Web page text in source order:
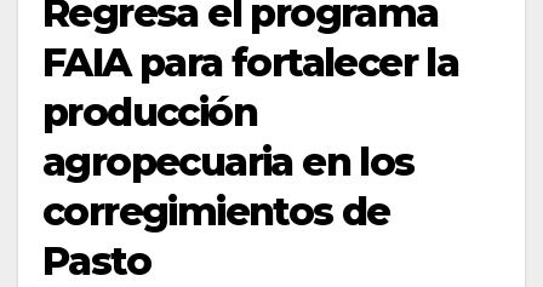
Regresa el programa
FAIA para fortalecer la
producción
agropecuaria en los
corregimientos de
Pasto